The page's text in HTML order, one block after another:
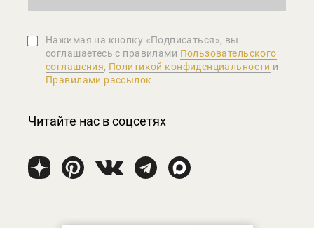
Нажимая на кнопку «Подписаться», вы
соглашаетеcь с правилами Пользовательского
соглашения, Политикой конфиденциальности и
Правилами рассылок
Читайте нас в соцсетях